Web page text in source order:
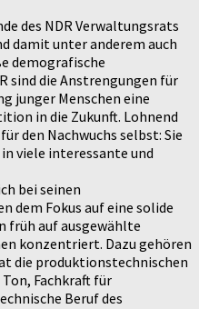
des NDR Verwaltungsrats
damit unter anderem auch
demografische
sind die Anstrengungen für
junger Menschen eine
in die Zukunft. Lohnend
den Nachwuchs selbst: Sie
viele interessante und
bei seinen
dem Fokus auf eine solide
früh auf ausgewählte
konzentriert. Dazu gehören
die produktionstechnischen
Fachkraft für
Beruf des